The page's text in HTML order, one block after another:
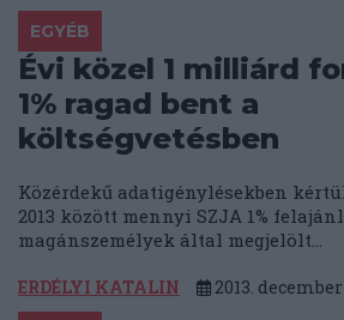
EGYÉB
Évi közel 1 milliárd
1% ragad bent a
költségvetésben
Közérdekű adatigénylésekben
2013 között mennyi SZJA 1%
magánszemélyek által megjelölt...
ERDÉLYI KATALIN 2013.